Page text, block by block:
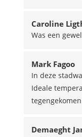
Caroline
Was een
Mark Fagoo
In deze
Ideale
Demaeght